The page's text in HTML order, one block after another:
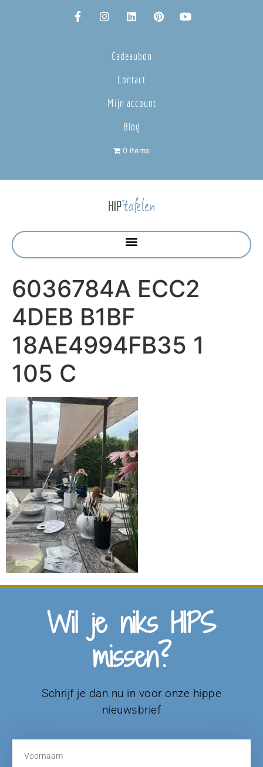
Cadeaubon
Contact
Mijn account
Blog
0 items
6036784A ECC2
4DEB B1BF
18AE4994FB35 1
105 C
Wil je niks HIPS
missen?
Schrijf je dan nu in voor onze hippe
nieuwsbrief